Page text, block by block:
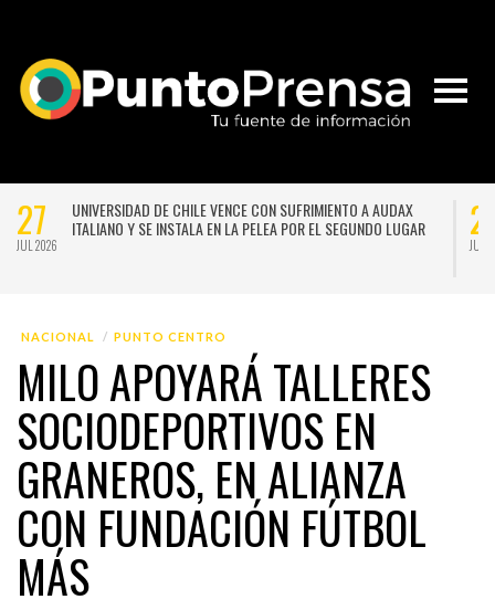
27
JUL 2026
UNIVERSIDAD DE CHILE VENCE CON SUFRIMIENTO A AUDAX
ITALIANO Y SE INSTALA EN LA PELEA POR EL SEGUNDO LUGAR
JUL
NACIONAL PUNTO CENTRO
MILO APOYARÁ TALLERES
SOCIODEPORTIVOS EN
GRANEROS, EN ALIANZA
CON FUNDACIÓN FÚTBOL
MÁS